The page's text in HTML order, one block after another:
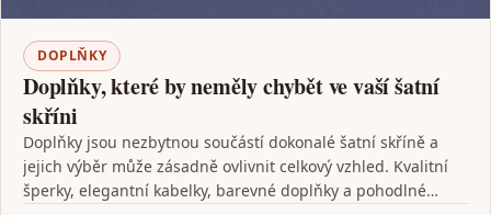
DOPLŇKY
Doplňky, které by neměly chybět ve vaší šatní
skříni
Doplňky jsou nezbytnou součástí dokonalé šatní skříně a
jejich výběr může zásadně ovlivnit celkový vzhled. Kvalitní
šperky, elegantní kabelky, barevné doplňky a pohodlné